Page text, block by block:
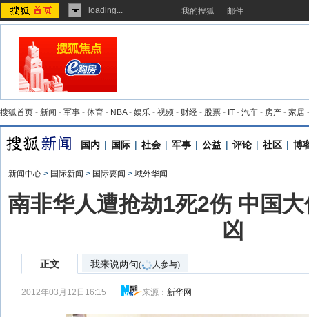
loading... 我的搜狐 邮件
搜狐首页 - 新闻 - 军事 - 体育 - NBA- 娱乐 - 视频 - 财经 - 股票 - IT - 汽车 - 房产 - 家居
国内 | 国际 | 社会 | 军事 | 公益 | 评论 | 社区 | 博
新闻中心 > 国际新闻 > 国际要闻 > 域外华闻
南非华人遭抢劫1死2伤 中国
凶
正文 我来说两句( 人参与)
2012年03月12日16:15 来源：新华网